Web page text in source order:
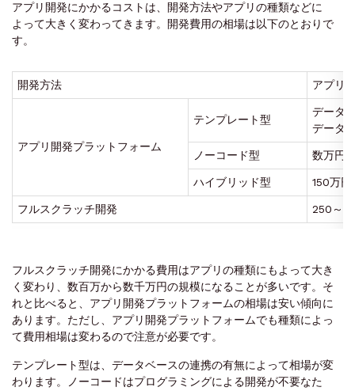
アプリ開発にかかるコストは、開発方法やアプリの種類などに
よって大きく変わってきます。開発費用の相場は以下のとおりで
す。
開発方法 アプリ
アプリ開発プラットフォーム
テンプレート型
データ
データ
ノーコード型 数万円
ハイブリッド型 150万円
フルスクラッチ開発 250～
フルスクラッチ開発にかかる費用はアプリの種類にもよって大き
く変わり、数百万から数千万円の規模になることが多いです。そ
れと比べると、アプリ開発プラットフォームの相場は安い傾向に
あります。ただし、アプリ開発プラットフォームでも種類によっ
て費用相場は変わるので注意が必要です。
テンプレート型は、データベースの連携の有無によって相場が変
わります。ノーコードはプログラミングによる開発が不要なた